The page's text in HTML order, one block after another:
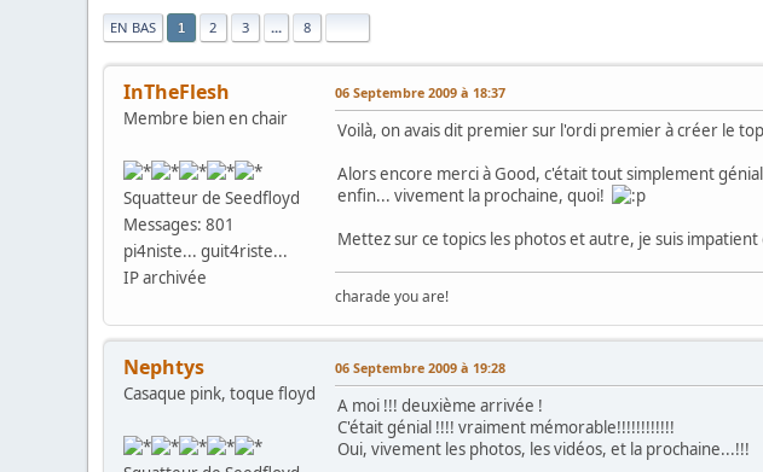
EN BAS 1 2 3 ... 8
InTheFlesh
Membre bien en chair
Squatteur de Seedfloyd
Messages: 801
pi4niste... guit4riste...
IP archivée
06 Septembre 2009 à 18:37
Voilà, on avais dit premier sur l'ordi premier à créer le
Alors encore merci à Good, c'était tout simplement
enfin... vivement la prochaine, quoi!
Mettez sur ce topics les photos et autre, je suis
charade you are!
Nephtys
Casaque pink, toque floyd
06 Septembre 2009 à 19:28
A moi !!! deuxième arrivée !
C'était génial !!!! vraiment mémorable!!!!!!!!!!!!
Oui, vivement les photos, les vidéos, et la prochaine...!!!